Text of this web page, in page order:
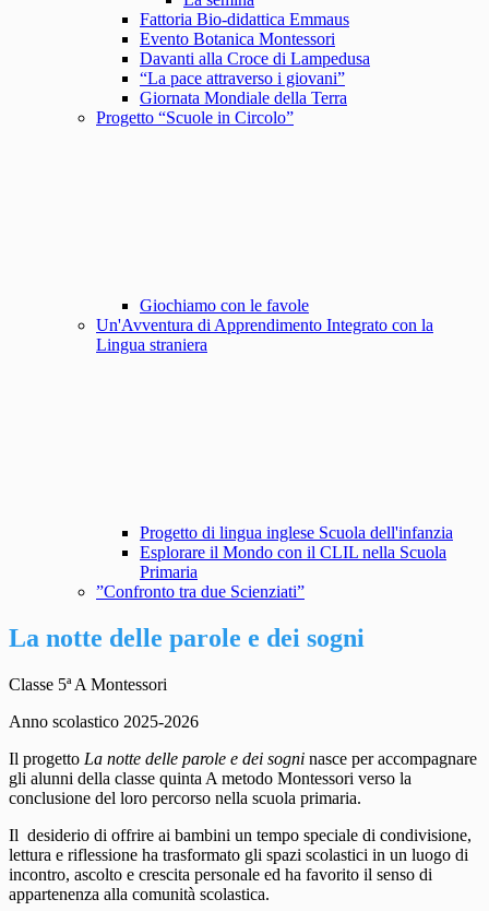
Fattoria Bio-didattica Emmaus
Evento Botanica Montessori
Davanti alla Croce di Lampedusa
“La pace attraverso i giovani”
Giornata Mondiale della Terra
Progetto “Scuole in Circolo”
Giochiamo con le favole
Un'Avventura di Apprendimento Integrato con la
Lingua straniera
Progetto di lingua inglese Scuola dell'infanzia
Esplorare il Mondo con il CLIL nella Scuola
Primaria
”Confronto tra due Scienziati”
La notte delle parole e dei sogni
Classe 5ª A Montessori
Anno scolastico 2025-2026
Il progetto La notte delle parole e dei sogni nasce per accompagnare
gli alunni della classe quinta A metodo Montessori verso la
conclusione del loro percorso nella scuola primaria.
Il desiderio di offrire ai bambini un tempo speciale di condivisione,
lettura e riflessione ha trasformato gli spazi scolastici in un luogo di
incontro, ascolto e crescita personale ed ha favorito il senso di
appartenenza alla comunità scolastica.